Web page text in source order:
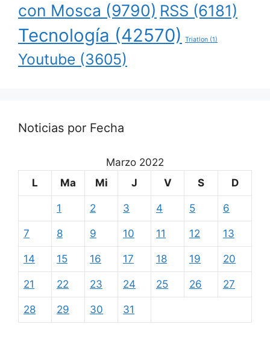
con Mosca (9790) RSS (6181)
Tecnología (42570) Triatlon (1)
Youtube (3605)
Noticias por Fecha
Marzo 2022
L
Ma Mi J V S D
1 2 3 4 5 6
7 8 9 10 11 12 13
14 15 16 17 18 19 20
21 22 23 24 25 26 27
28 29 30 31